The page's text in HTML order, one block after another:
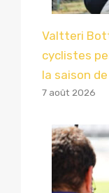
Valtteri
cyclistes
la saison de
7 août 2026